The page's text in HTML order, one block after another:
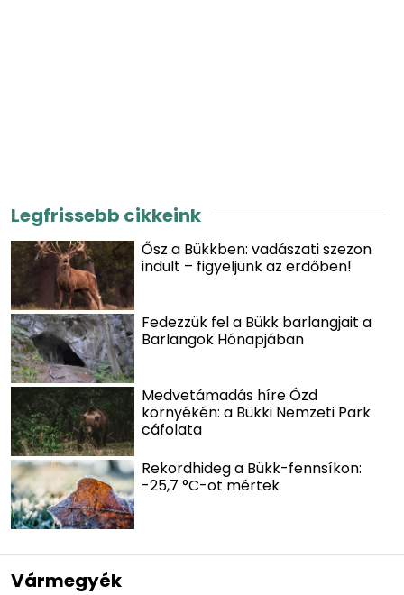
Legfrissebb cikkeink
Ősz a Bükkben: vadászati szezon
indult – figyeljünk az erdőben!
Fedezzük fel a Bükk barlangjait a
Barlangok Hónapjában
Medvetámadás híre Ózd
környékén: a Bükki Nemzeti Park
cáfolata
Rekordhideg a Bükk-fennsíkon:
-25,7 °C-ot mértek
Vármegyék